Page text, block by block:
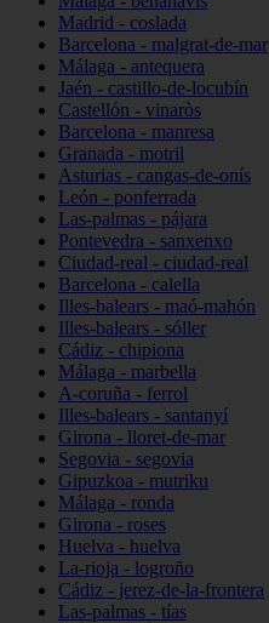
Madrid - coslada
Barcelona - malgrat-de-mar
Málaga - antequera
Jaén - castillo-de-locubín
Castellón - vinaròs
Barcelona - manresa
Granada - motril
Asturias - cangas-de-onís
León - ponferrada
Las-palmas - pájara
Pontevedra - sanxenxo
Ciudad-real - ciudad-real
Barcelona - calella
Illes-balears - maó-mahón
Illes-balears - sóller
Cádiz - chipiona
Málaga - marbella
A-coruña - ferrol
Illes-balears - santanyí
Girona - lloret-de-mar
Segovia - segovia
Gipuzkoa - mutriku
Málaga - ronda
Girona - roses
Huelva - huelva
La-rioja - logroño
Cádiz - jerez-de-la-frontera
Las-palmas - tías